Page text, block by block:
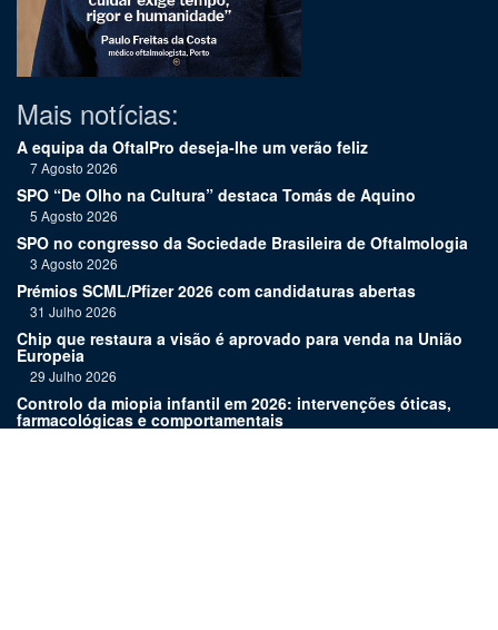
Mais notícias:
A equipa da OftalPro deseja-lhe um verão feliz
7 Agosto 2026
SPO “De Olho na Cultura” destaca Tomás de Aquino
5 Agosto 2026
SPO no congresso da Sociedade Brasileira de Oftalmologia
3 Agosto 2026
Prémios SCML/Pfizer 2026 com candidaturas abertas
31 Julho 2026
Chip que restaura a visão é aprovado para venda na União
Europeia
29 Julho 2026
Controlo da miopia infantil em 2026: intervenções óticas,
farmacológicas e comportamentais